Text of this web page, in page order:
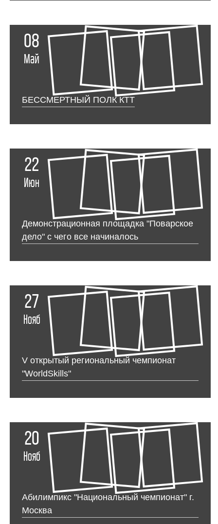
08
Май
БЕССМЕРТНЫЙ ПОЛК КТТ
22
Июн
Демонстрационная площадка "Поварское
дело" с чего все начиналось
27
Нояб
V открытый региональный чемпионат
"WorldSkills"
20
Нояб
Абилимпикс "Национальный чемпионат" г.
Москва